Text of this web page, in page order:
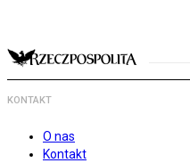
KONTAKT
O nas
Kontakt